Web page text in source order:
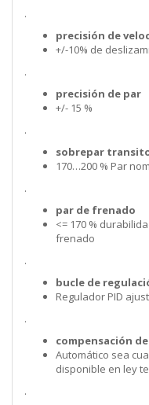
.
precisión de
+/-10% de
.
precisión de par
+/- 15 %
.
sobrepar
170…200 % Par
.
par de frenado
<= 170 %
frenado
.
bucle de
Regulador PID
.
compensación
Automático sea
disponible en ley
.